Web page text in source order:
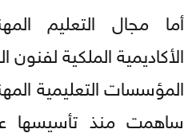
أما مجال التعليم
الأكاديمية الملكية
المؤسسات التعليمية